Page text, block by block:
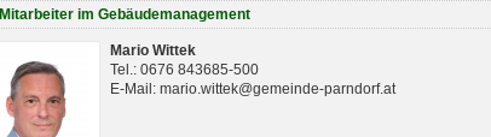
Mitarbeiter im Gebäudemanagement
Mario Wittek
Tel.: 0676 843685-500
E-Mail: mario.wittek@gemeinde-parndorf.at